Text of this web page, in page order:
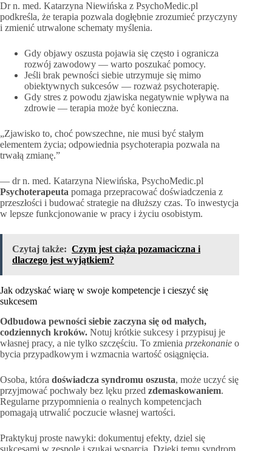
Dr n. med. Katarzyna Niewińska z PsychoMedic.pl
podkreśla, że terapia pozwala dogłębnie zrozumieć przyczyny
i zmienić utrwalone schematy myślenia.
Gdy objawy oszusta pojawia się często i ogranicza
rozwój zawodowy — warto poszukać pomocy.
Jeśli brak pewności siebie utrzymuje się mimo
obiektywnych sukcesów — rozważ psychoterapię.
Gdy stres z powodu zjawiska negatywnie wpływa na
zdrowie — terapia może być konieczna.
„Zjawisko to, choć powszechne, nie musi być stałym
elementem życia; odpowiednia psychoterapia pozwala na
trwałą zmianę.”
— dr n. med. Katarzyna Niewińska, PsychoMedic.pl
Psychoterapeuta pomaga przepracować doświadczenia z
przeszłości i budować strategie na dłuższy czas. To inwestycja
w lepsze funkcjonowanie w pracy i życiu osobistym.
Czytaj także: Czym jest ciąża pozamaciczna i
dlaczego jest wyjątkiem?
Jak odzyskać wiarę w swoje kompetencje i cieszyć się
sukcesem
Odbudowa pewności siebie zaczyna się od małych,
codziennych kroków. Notuj krótkie sukcesy i przypisuj je
własnej pracy, a nie tylko szczęściu. To zmienia przekonanie o
bycia przypadkowym i wzmacnia wartość osiągnięcia.
Osoba, która doświadcza syndromu oszusta, może uczyć się
przyjmować pochwały bez lęku przed zdemaskowaniem.
Regularne przypomnienia o realnych kompetencjach
pomagają utrwalić poczucie własnej wartości.
Praktykuj proste nawyki: dokumentuj efekty, dziel się
sukcesami w zespole i szukaj wsparcia. Dzięki temu syndrom